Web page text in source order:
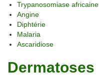
Trypanosomiase africaine
Angine
Diphtérie
Malaria
Ascaridiose
Dermatoses